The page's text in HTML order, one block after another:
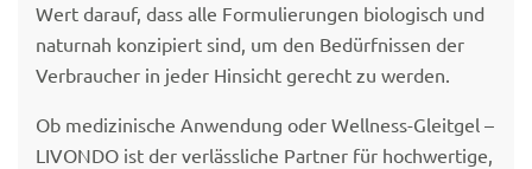
Wert darauf, dass alle Formulierungen biologisch und
naturnah konzipiert sind, um den Bedürfnissen der
Verbraucher in jeder Hinsicht gerecht zu werden.
Ob medizinische Anwendung oder Wellness-Gleitgel –
LIVONDO ist der verlässliche Partner für hochwertige,